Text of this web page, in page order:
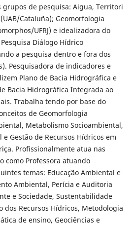
grupos de pesquisa: Aigua, Territori
Cataluña); Geomorfologia
UFRJ) e idealizadora do
Diálogo Hídrico
a pesquisa dentro e fora dos
Pesquisadora de indicadores e
Plano de Bacia Hidrográfica e
Bacia Hidrográfica Integrada ao
Trabalha tendo por base do
de Geomorfologia
Metabolismo Socioambiental,
Gestão de Recursos Hídricos em
Profissionalmente atua nas
como Professora atuando
temas: Educação Ambiental e
Ambiental, Perícia e Auditoria
e Sociedade, Sustentabilidade
dos Recursos Hídricos, Metodologia
de ensino, Geociências e